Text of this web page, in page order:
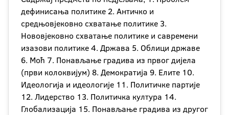
дефинисања политике 2. Античко и
средњовјековно схватање политике 3.
Нововјековно схватање политике и савремени
изазови политике 4. Држава 5. Облици државе
6. Моћ 7. Понављање градива из првог дијела
(први колоквијум) 8. Демократија 9. Елите 10.
Идеологија и идеологије 11. Политичке партије
12. Лидерство 13. Политичка култура 14.
Глобализација 15. Понављање градива из другог